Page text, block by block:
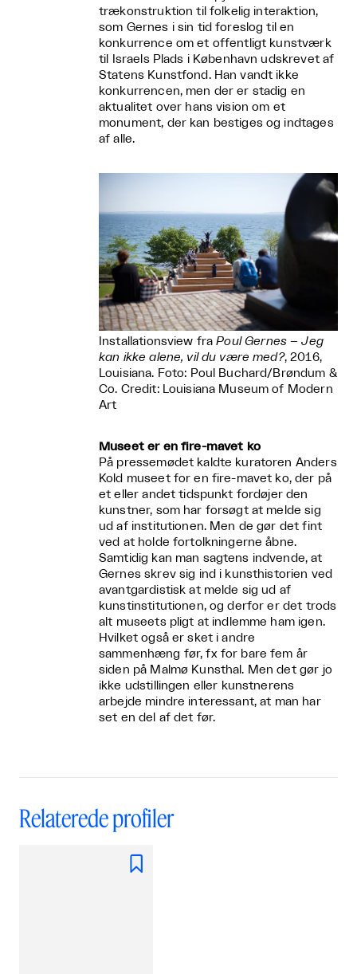
trækonstruktion til folkelig interaktion,
som Gernes i sin tid foreslog til en
konkurrence om et offentligt kunstværk
til Israels Plads i København udskrevet af
Statens Kunstfond. Han vandt ikke
konkurrencen, men der er stadig en
aktualitet over hans vision om et
monument, der kan bestiges og indtages
af alle.
Installationsview fraPoul Gernes – Jeg
kan ikke alene, vil du være med?, 2016,
Louisiana. Foto: Poul Buchard/Brøndum &
Co. Credit: Louisiana Museum of Modern
Art
Museet er en fire-mavet ko
På pressemødet kaldte kuratoren Anders
Kold museet for en fire-mavet ko, der på
et eller andet tidspunkt fordøjer den
kunstner, som har forsøgt at melde sig
ud af institutionen. Men de gør det fint
ved at holde fortolkningerne åbne.
Samtidig kan man sagtens indvende, at
Gernes skrev sig ind i kunsthistorien ved
avantgardistisk at melde sig ud af
kunstinstitutionen, og derfor er det trods
alt museets pligt at indlemme ham igen.
Hvilket også er sket i andre
sammenhæng før, fx for bare fem år
siden på Malmø Kunsthal. Men det gør jo
ikke udstillingen eller kunstnerens
arbejde mindre interessant, at man har
set en del af det før.
Relaterede profiler
